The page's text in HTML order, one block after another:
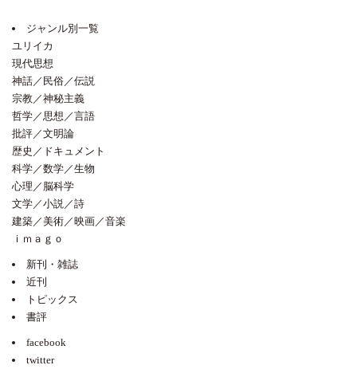
ジャンル別一覧
ユリイカ
現代思想
神話／民俗／伝説
宗教／神秘主義
哲学／思想／言語
批評／文明論
歴史／ドキュメント
科学／数学／生物
心理／脳科学
文学／小説／詩
建築／美術／映画／音楽
ｉｍａｇｏ
新刊・雑誌
近刊
トピックス
書評
facebook
twitter